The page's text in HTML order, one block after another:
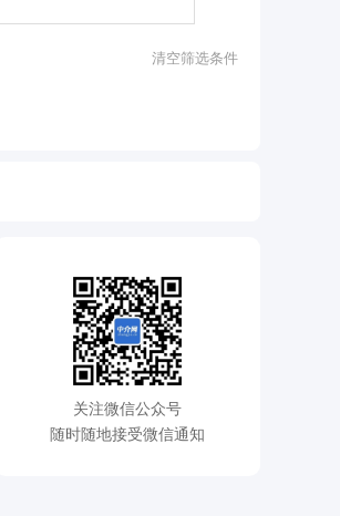
清空筛选条件
关注微信公众号
随时随地接受微信通知